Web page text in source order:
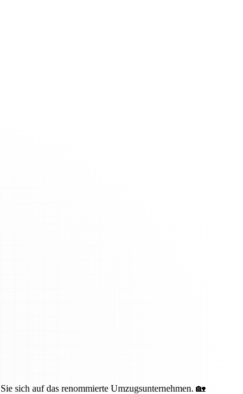
sich auf das renommierte Umzugsunternehmen. 🏡